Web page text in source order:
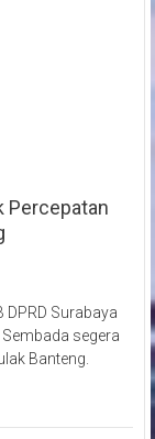
Percepatan
Surabaya
segera
Banteng.